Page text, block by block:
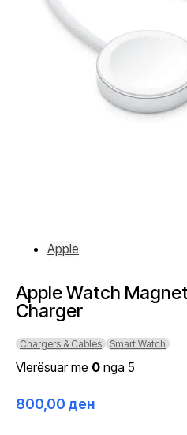
Apple
Apple Watch
Charger
Chargers & Cables Smart Watch
Vlerësuar me 0 nga 5
800,00 ден